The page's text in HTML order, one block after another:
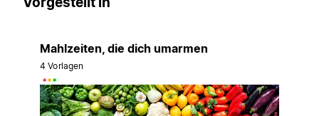
Mahlzeiten, die dich umarmen
4 Vorlagen